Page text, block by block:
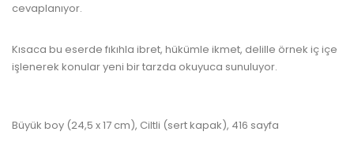
cevaplanıyor.
Kısaca bu eserde fıkıhla ibret, hükümle ikmet, delille örnek iç içe
işlenerek konular yeni bir tarzda okuyuca sunuluyor.
Büyük boy (24,5 x 17 cm), Ciltli (sert kapak), 416 sayfa